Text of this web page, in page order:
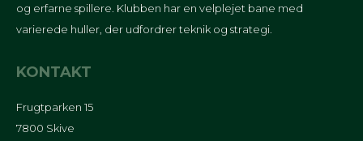
og erfarne spillere. Klubben har en velplejet bane med
varierede huller, der udfordrer teknik og strategi.
KONTAKT
Frugtparken 15
7800 Skive